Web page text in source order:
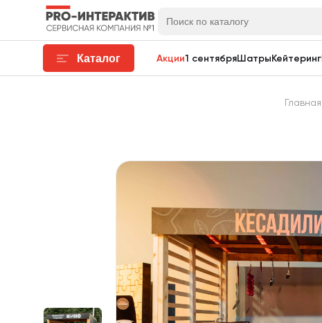
Каталог Акции1 сентябряШатры Кейтеринг
Главная